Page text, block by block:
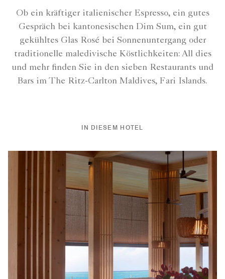
Ob ein kräftiger italienischer Espresso, ein gutes
Gespräch bei kantonesischen Dim Sum, ein gut
gekühltes Glas Rosé bei Sonnenuntergang oder
traditionelle maledivische Köstlichkeiten: All dies
und mehr finden Sie in den sieben Restaurants und
Bars im The Ritz-Carlton Maldives, Fari Islands.
IN DIESEM HOTEL